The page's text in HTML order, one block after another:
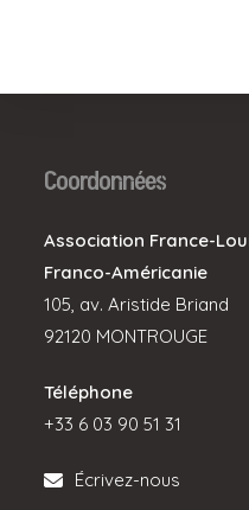
Coordonnées
Association France-
Franco-Américanie
105, av. Aristide Briand
92120 MONTROUGE
Téléphone
+33 6 03 90 51 31
Écrivez-nous